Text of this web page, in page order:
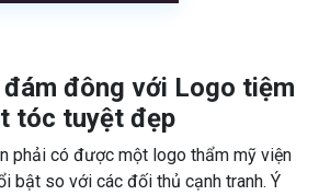
đông với Logo tiệm
tóc tuyệt đẹp
phải có được một logo thẩm mỹ viện
bật so với các đối thủ cạnh tranh. Ý